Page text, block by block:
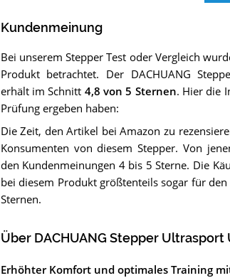
Kundenmeinung
Bei unseremStepper Test oder Vergleich
Produkt betrachtet. Der DACHUANG
erhält im Schnitt 4,8 von 5 Sternen. Hier die
Prüfung ergeben haben:
Die Zeit, den Artikel bei Amazon zu
Konsumenten von diesem Stepper. Von
den Kundenmeinungen 4 bis 5 Sterne. Die
bei diesem Produkt größtenteils sogar für
Sternen.
Über DACHUANG Stepper
Erhöhter Komfort und optimales Training